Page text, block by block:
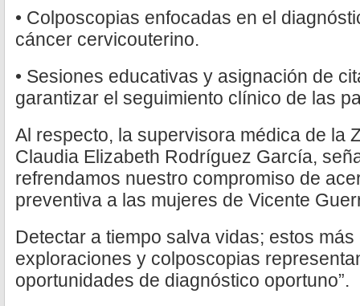
• Colposcopias enfocadas en el
cáncer cervicouterino.
• Sesiones educativas y asignación de
garantizar el seguimiento clínico de las
Al respecto, la supervisora médica de la
Claudia Elizabeth Rodríguez García,
refrendamos nuestro compromiso de
preventiva a las mujeres de Vicente
Detectar a tiempo salva vidas; estos
exploraciones y colposcopias
oportunidades de diagnóstico oportuno”.